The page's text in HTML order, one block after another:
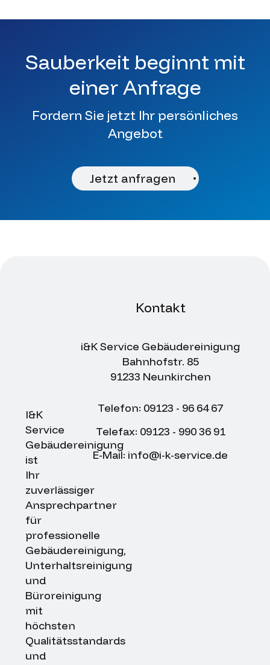
Sauberkeit beginnt mit
einer Anfrage
Fordern Sie jetzt Ihr persönliches
Angebot
Jetzt anfragen
I&K
Service
Gebäudereinigung
ist
Ihr
zuverlässiger
Ansprechpartner
für
professionelle
Gebäudereinigung,
Unterhaltsreinigung
und
Büroreinigung
mit
höchsten
Qualitätsstandards
und
Kontakt
i&K Service Gebäudereinigung
Bahnhofstr. 85
91233 Neunkirchen
Telefon: 09123 - 96 64 67
Telefax: 09123 - 990 36 91
E-Mail: info@i-k-service.de